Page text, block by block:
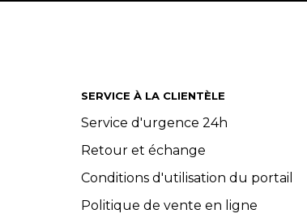
SERVICE À LA CLIENTÈLE
Service d'urgence 24h
Retour et échange
Conditions d'utilisation du portail
Politique de vente en ligne